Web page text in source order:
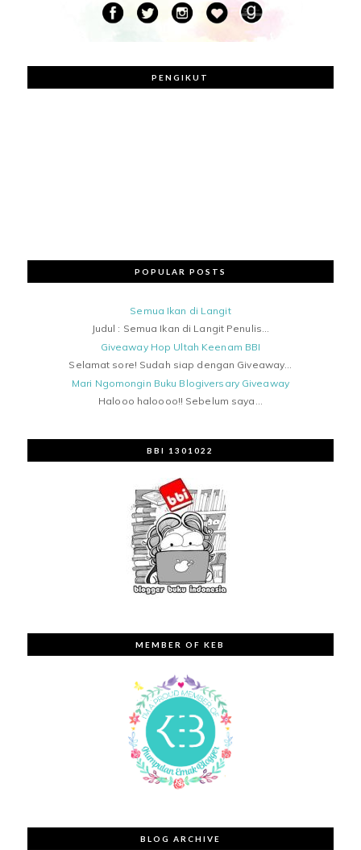
PENGIKUT
POPULAR POSTS
Semua Ikan di Langit
Judul : Semua Ikan di Langit Penulis...
Giveaway Hop Ultah Keenam BBI
Selamat sore! Sudah siap dengan Giveaway...
Mari Ngomongin Buku Blogiversary Giveaway
Halooo haloooo!! Sebelum saya...
BBI 1301022
MEMBER OF KEB
BLOG ARCHIVE